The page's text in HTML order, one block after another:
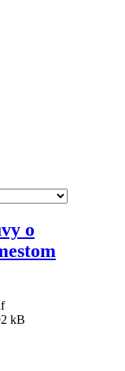
o
kB